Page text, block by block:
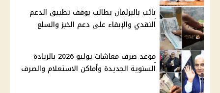
نائب بالبرلمان يطالب بوقف تطبيق الدعم
النقدي والإبقاء على دعم الخبز والسلع
موعد صرف معاشات يوليو 2026 بالزيادة
السنوية الجديدة وأماكن الاستعلام والصرف